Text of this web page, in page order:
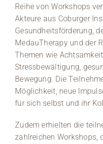
Reihe von Workshops
Akteure aus Coburger
Gesundheitsförderung,
MedauTherapy und der
Themen wie
Stressbewältigung,
Bewegung. Die
Möglichkeit, neue
für sich selbst und ihr
Zudem erhielten die
zahlreichen Workshops,